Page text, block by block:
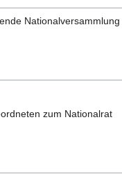
zum Nationalrat